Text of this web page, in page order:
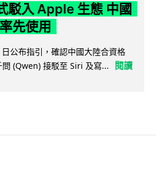
駁入 Apple 生態 中國
先使用
公布指引，確認中國大陸合資格
(Qwen) 接駁至 Siri 及寫...
閱讀